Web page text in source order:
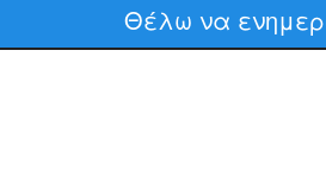
για αορίστου χρόνου, όπου
Θέλω να